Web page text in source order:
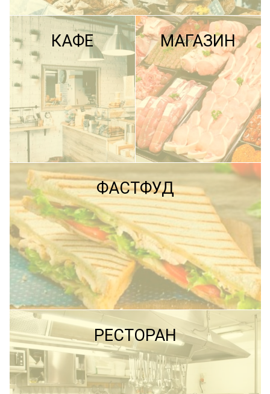
ПОДРОБНЕЕ
КАФЕ
ПОДРОБНЕЕ
МАГАЗИН
ПОДРОБНЕЕ
ФАСТФУД
РЕСТОРАН